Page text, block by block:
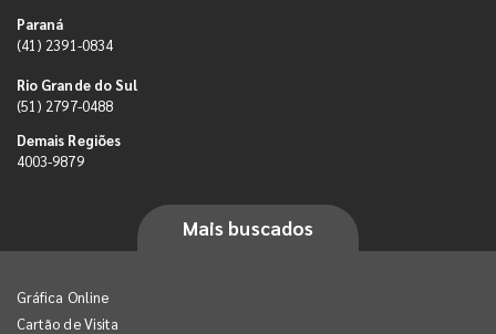
Paraná
(41) 2391-0834
Rio Grande do Sul
(51) 2797-0488
Demais Regiões
4003-9879
Mais buscados
Gráfica Online
Cartão de Visita